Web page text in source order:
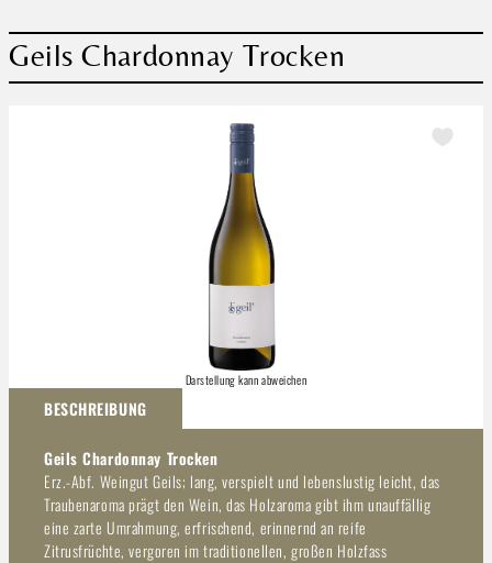
Geils Chardonnay Trocken
Darstellung kann abweichen
BESCHREIBUNG
Geils Chardonnay Trocken
Erz.-Abf. Weingut Geils; lang, verspielt und lebenslustig leicht, das
Traubenaroma prägt den Wein, das Holzaroma gibt ihm unauffällig
eine zarte Umrahmung, erfrischend, erinnernd an reife
Zitrusfrüchte, vergoren im traditionellen, großen Holzfass